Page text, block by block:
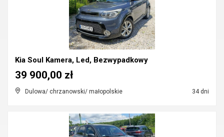
Kia Soul Kamera, Led, Bezwypadkowy
Dulowa/ chrzanowski/ małopolskie 34 dni
39 900,00 zł